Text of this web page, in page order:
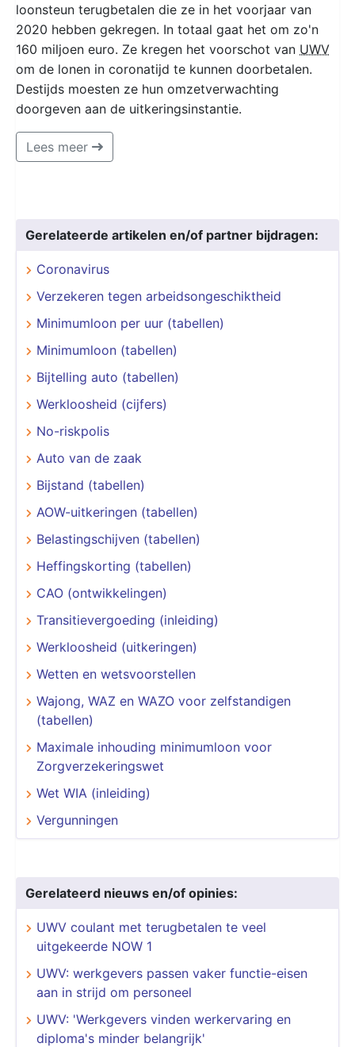
loonsteun terugbetalen die ze in het voorjaar van
2020 hebben gekregen. In totaal gaat het om zo'n
160 miljoen euro. Ze kregen het voorschot van UWV
om de lonen in coronatijd te kunnen doorbetalen.
Destijds moesten ze hun omzetverwachting
doorgeven aan de uitkeringsinstantie.
Lees meer
Gerelateerde artikelen en/of partner bijdragen:
Coronavirus
Verzekeren tegen arbeidsongeschiktheid
Minimumloon per uur (tabellen)
Minimumloon (tabellen)
Bijtelling auto (tabellen)
Werkloosheid (cijfers)
No-riskpolis
Auto van de zaak
Bijstand (tabellen)
AOW-uitkeringen (tabellen)
Belastingschijven (tabellen)
Heffingskorting (tabellen)
CAO (ontwikkelingen)
Transitievergoeding (inleiding)
Werkloosheid (uitkeringen)
Wetten en wetsvoorstellen
Wajong, WAZ en WAZO voor zelfstandigen
(tabellen)
Maximale inhouding minimumloon voor
Zorgverzekeringswet
Wet WIA (inleiding)
Vergunningen
Gerelateerd nieuws en/of opinies:
UWV coulant met terugbetalen te veel
uitgekeerde NOW 1
UWV: werkgevers passen vaker functie-eisen
aan in strijd om personeel
UWV: 'Werkgevers vinden werkervaring en
diploma's minder belangrijk'